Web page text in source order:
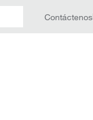
Contáctenos